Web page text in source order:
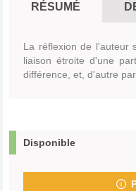
RÉSUMÉ
La réflexion de l'auteur
liaison étroite d'une
différence, et, d'autre
Disponible